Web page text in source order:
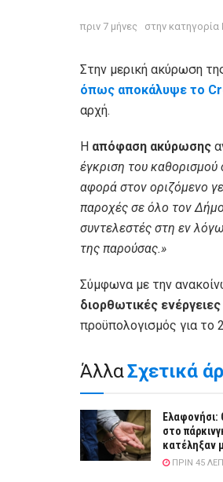
πριν 7 μήνες στην κατηγορία
Στην μερική ακύρωση
όπως αποκάλυψε το
αρχή.
Η απόφαση ακύρωσης
έγκριση του
αφορά στον οριζόμενο
παροχές σε όλο τον
συντελεστές στη εν
της παρούσας.»
Σύμφωνα με την
διορθωτικές ενέργειες
προϋπολογισμός για το
ΆλλαΣχετικά
στο
κατέληξαν
ΠΡΙΝ 45